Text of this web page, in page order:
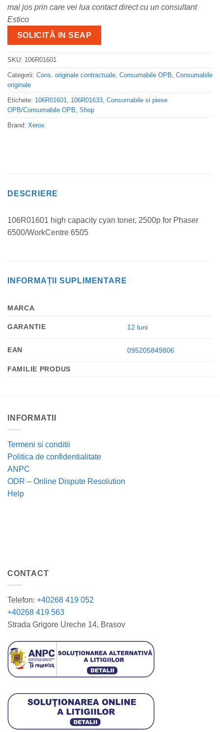
mai jos prin care vei lua contact direct cu un consultant
Estico
SOLICITĂ IN SEAP
SKU: 106R01601
Categorii: Cons. originale contractuale, Consumabile OPB, Consumabile
originale
Etichete: 106R01601, 106R01633, Consumabile si piese
OPB/Consumabile OPB, Shop
Brand: Xerox
DESCRIERE
106R01601 high capacity cyan toner, 2500p for Phaser
6500/WorkCentre 6505
INFORMAȚII SUPLIMENTARE
MARCA
GARANTIE 12 luni
EAN 095205849806
FAMILIE PRODUS
INFORMATII
Termeni si conditii
Politica de confidentialitate
ANPC
ODR – Online Dispute Resolution
Help
CONTACT
Telefon: +40268 419 052
+40268 419 563
Strada Grigore Ureche 14, Brasov